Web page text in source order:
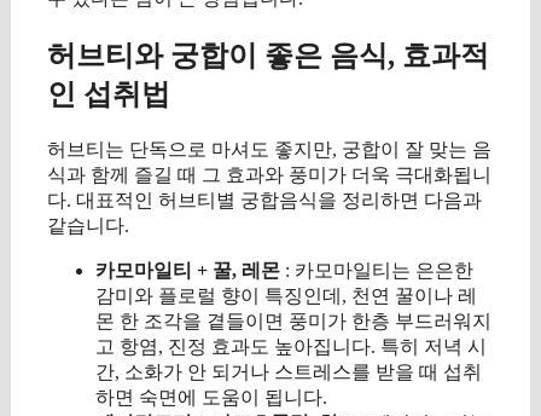
허브티와 궁합이 좋은 음식, 효과적
인 섭취법
허브티는 단독으로 마셔도 좋지만, 궁합이 잘 맞는 음
식과 함께 즐길 때 그 효과와 풍미가 더욱 극대화됩니
다. 대표적인 허브티별 궁합음식을 정리하면 다음과
같습니다.
카모마일티 + 꿀, 레몬 : 카모마일티는 은은한
감미와 플로럴 향이 특징인데, 천연 꿀이나 레
몬 한 조각을 곁들이면 풍미가 한층 부드러워지
고 항염, 진정 효과도 높아집니다. 특히 저녁 시
간, 소화가 안 되거나 스트레스를 받을 때 섭취
하면 숙면에 도움이 됩니다.